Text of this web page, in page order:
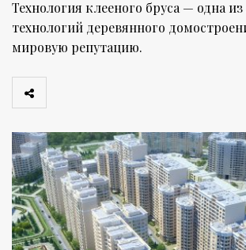
Технология клееного бруса — одна
технологий деревянного
мировую репутацию.